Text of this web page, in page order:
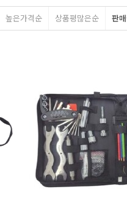
높은가격순 상품평많은순 판